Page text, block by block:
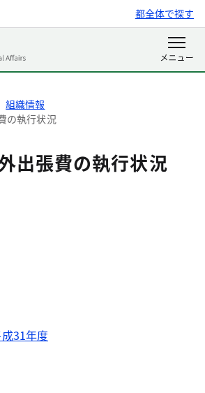
都全体で探す
組織情報
の執行状況
出張費の執行状況
31年度